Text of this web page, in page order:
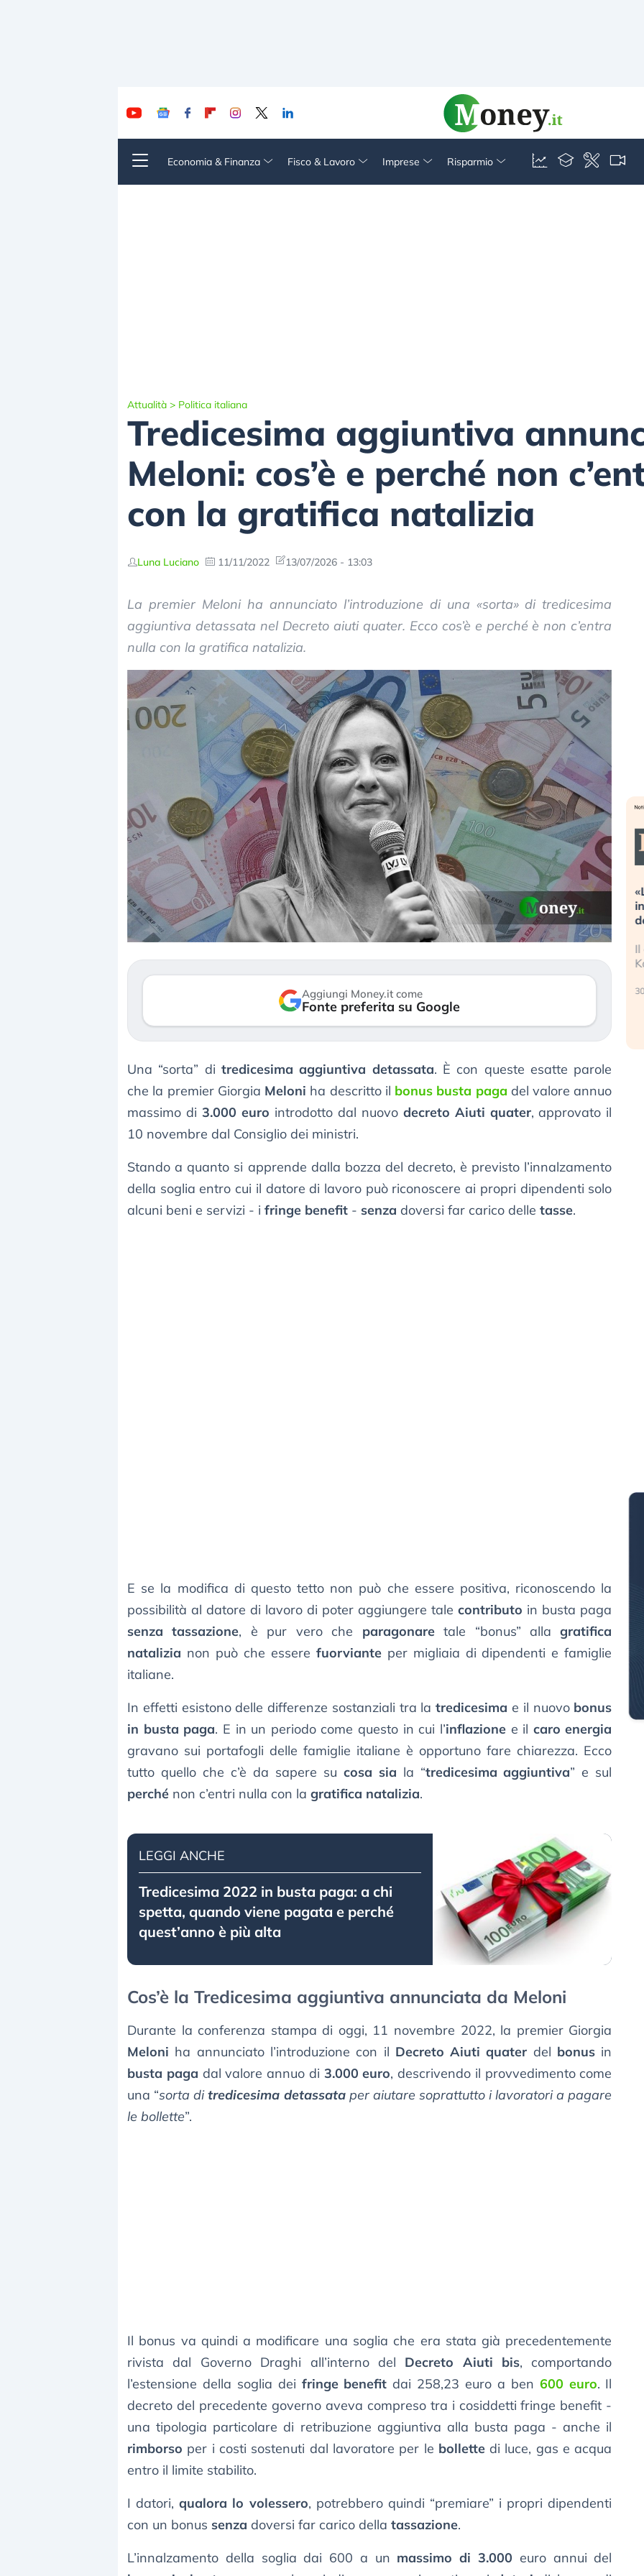
Economia & Finanza Fisco & Lavoro Imprese Risparmio
Attualità > Politica italiana
Tredicesima aggiuntiva
Meloni: cos’è e perché non
con la gratifica natalizia
Luna Luciano 11/11/2022 13/07/2026 - 13:03
La premier Meloni ha annunciato l’introduzione di una «sorta» di tredicesima
aggiuntiva detassata nel Decreto aiuti quater. Ecco cos’è e perché è non c’entra
nulla con la gratifica natalizia.
Aggiungi Money.it come
Fonte preferita su Google
Una “sorta” ditredicesima aggiuntiva detassata. È con queste esatte parole
che la premier Giorgia Meloni ha descritto il bonus busta paga del valore annuo
massimo di 3.000 euro introdotto dal nuovo decreto Aiuti quater, approvato il
10 novembre dal Consiglio dei ministri.
Stando a quanto si apprende dalla bozza del decreto, è previsto l’innalzamento
della soglia entro cui il datore di lavoro può riconoscere ai propri dipendenti solo
alcuni beni e servizi - i fringe benefit - senza doversi far carico delle tasse.
E se la modifica di questo tetto non può che essere positiva, riconoscendo la
possibilità al datore di lavoro di poter aggiungere talecontributo in busta paga
senza tassazione, è pur vero che paragonaretale “bonus” allagratifica
natalizia non può che essere fuorvianteper migliaia di dipendenti e famiglie
italiane.
In effetti esistono delle differenze sostanziali tra latredicesima e il nuovo bonus
in busta paga. E in un periodo come questo in cui l’inflazionee il caro energia
gravano sui portafogli delle famiglie italiane è opportuno fare chiarezza. Ecco
tutto quello che c’è da sapere su cosa sia la “tredicesima aggiuntiva” e sul
perché non c’entri nulla con la gratifica natalizia.
LEGGI ANCHE
Tredicesima 2022 in busta paga: a chi
spetta, quando viene pagata e perché
quest’anno è più alta
Cos’è la Tredicesima aggiuntiva annunciata da Meloni
Durante la conferenza stampa di oggi, 11 novembre 2022, la premier Giorgia
Meloni ha annunciato l’introduzione con il Decreto Aiuti quater del bonus in
busta paga dal valore annuo di 3.000 euro, descrivendo il provvedimento come
una “sorta ditredicesima detassataper aiutare soprattutto i lavoratori a pagare
le bollette”.
Il bonus va quindi a modificare una soglia che era stata già precedentemente
rivista dal Governo Draghi all’interno del Decreto Aiuti bis, comportando
l’estensione della soglia dei fringe benefit dai 258,23 euro a ben 600 euro. Il
decreto del precedente governo aveva compreso tra i cosiddetti fringe benefit -
una tipologia particolare di retribuzione aggiuntiva alla busta paga - anche il
rimborso per i costi sostenuti dal lavoratore per le bollettedi luce, gas e acqua
entro il limite stabilito.
I datori,qualora lo volessero, potrebbero quindi “premiare” i propri dipendenti
con un bonus senza doversi far carico della tassazione.
L’innalzamento della soglia dai 600 a un massimo di 3.000 euro annui del
Dalle valutazioni estreme alla
correzione. Cosa sta guidando il
repricing degli asset?
mostrando segni di stanchezza
verso le (…)
«La mia vita è rovinata». Investitori
in preda al panico dopo lo scoppio
della bolla AI
Kospi, mentre gli investitori retail (…)